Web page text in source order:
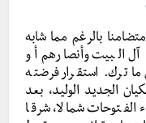
بالرغم مما شابه
البيت وأنصارهم أو
ترك. استقرار فرضته
الجديد الوليد، بعد
شمالا، شرقا